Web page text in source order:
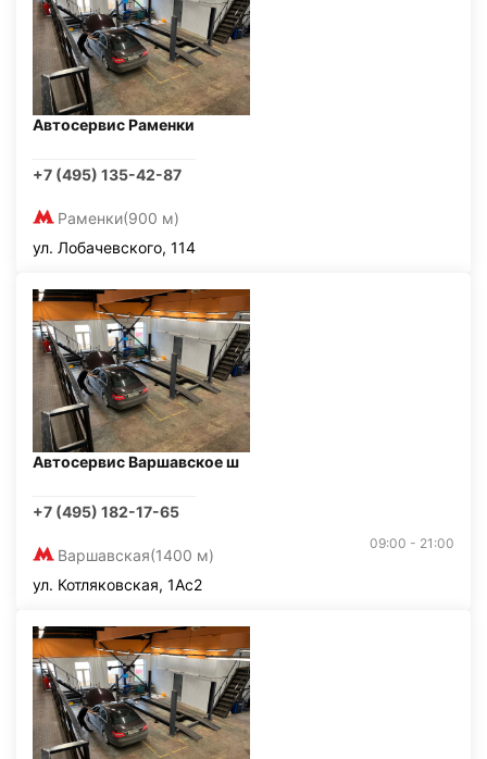
Автосервис Раменки
+7 (495) 135-42-87
Раменки(900 м)
ул. Лобачевского, 114
Автосервис Варшавское ш
+7 (495) 182-17-65
Варшавская(1400 м)
09:00 - 21:00
ул. Котляковская, 1Ас2